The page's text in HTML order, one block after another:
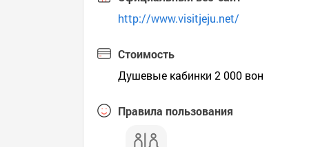
http://www.visitjeju.net/
Стоимость
Душевые кабинки 2 000 вон
Правила пользования